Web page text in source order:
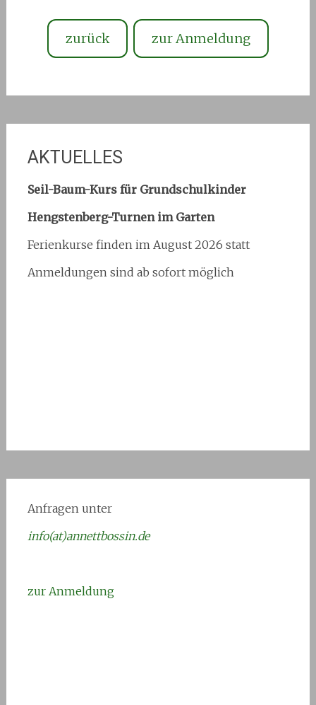
zurück zur Anmeldung
AKTUELLES
Seil-Baum-Kurs für Grundschulkinder
Hengstenberg-Turnen im Garten
Ferienkurse finden im August 2026 statt
Anmeldungen sind ab sofort möglich
Anfragen unter
info(at)annettbossin.de
zur Anmeldung